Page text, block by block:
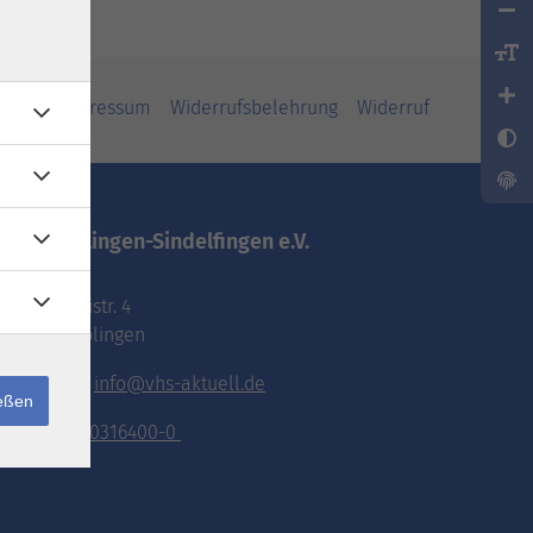
Impressum Widerrufsbelehrung Widerruf
vhs.Böblingen-Sindelfingen e.V.
Pestalozzistr. 4
71032 Böblingen
E-Mail: info@vhs-aktuell.de
Tel.: 070316400-0